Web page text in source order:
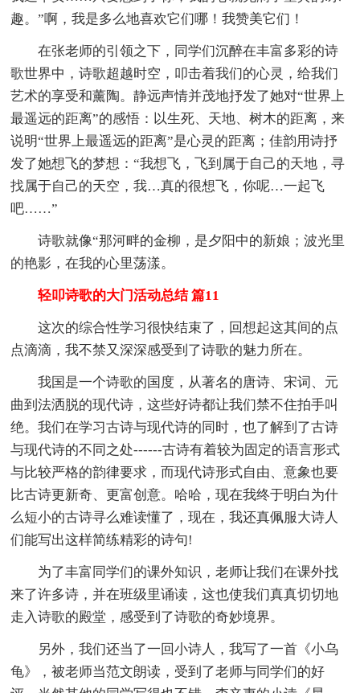
趣。”啊，我是多么地喜欢它们哪！我赞美它们！
在张老师的引领之下，同学们沉醉在丰富多彩的诗
歌世界中，诗歌超越时空，叩击着我们的心灵，给我们
艺术的享受和薰陶。静远声情并茂地抒发了她对“世界上
最遥远的距离”的感悟：以生死、天地、树木的距离，来
说明“世界上最遥远的距离”是心灵的距离；佳韵用诗抒
发了她想飞的梦想：“我想飞，飞到属于自己的天地，寻
找属于自己的天空，我…真的很想飞，你呢…一起飞
吧……”
诗歌就像“那河畔的金柳，是夕阳中的新娘；波光里
的艳影，在我的心里荡漾。
轻叩诗歌的大门活动总结 篇11
这次的综合性学习很快结束了，回想起这其间的点
点滴滴，我不禁又深深感受到了诗歌的魅力所在。
我国是一个诗歌的国度，从著名的唐诗、宋词、元
曲到法洒脱的现代诗，这些好诗都让我们禁不住拍手叫
绝。我们在学习古诗与现代诗的同时，也了解到了古诗
与现代诗的不同之处------古诗有着较为固定的语言形式
与比较严格的韵律要求，而现代诗形式自由、意象也要
比古诗更新奇、更富创意。哈哈，现在我终于明白为什
么短小的古诗寻么难读懂了，现在，我还真佩服大诗人
们能写出这样简练精彩的诗句!
为了丰富同学们的课外知识，老师让我们在课外找
来了许多诗，并在班级里诵读，这也使我们真真切切地
走入诗歌的殿堂，感受到了诗歌的奇妙境界。
另外，我们还当了一回小诗人，我写了一首《小乌
龟》，被老师当范文朗读，受到了老师与同学们的好